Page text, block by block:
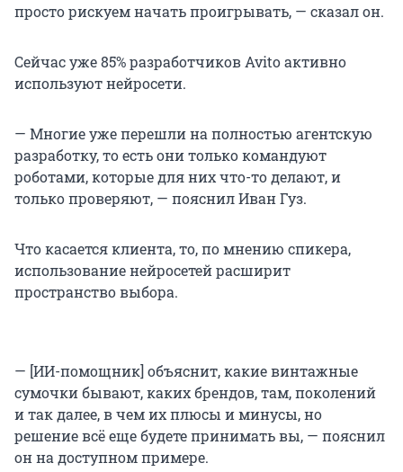
просто рискуем начать проигрывать, — сказал он.
Сейчас уже 85% разработчиков Avito активно
используют нейросети.
— Многие уже перешли на полностью агентскую
разработку, то есть они только командуют
роботами, которые для них что-то делают, и
только проверяют, — пояснил Иван Гуз.
Что касается клиента, то, по мнению спикера,
использование нейросетей расширит
пространство выбора.
— [ИИ-помощник] объяснит, какие винтажные
сумочки бывают, каких брендов, там, поколений
и так далее, в чем их плюсы и минусы, но
решение всё еще будете принимать вы, — пояснил
он на доступном примере.